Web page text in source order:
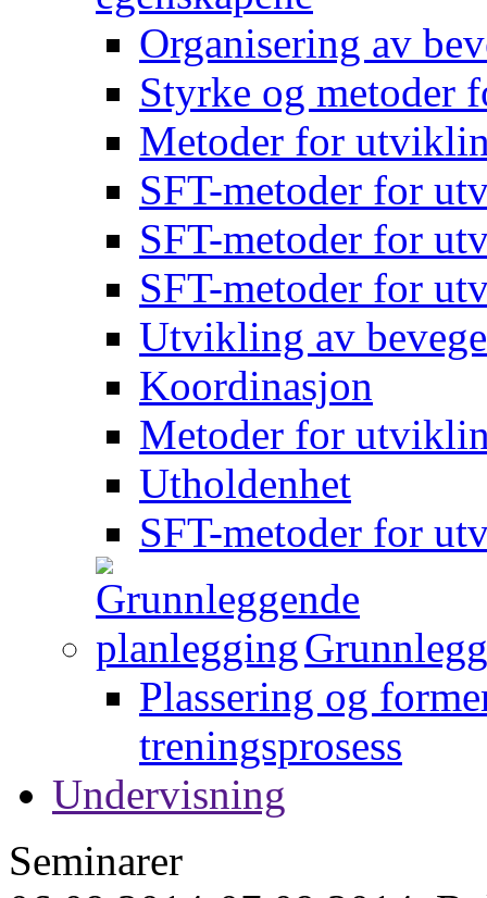
Organisering av
Styrke og metoder
Metoder for
SFT-metoder for
SFT-metoder for
SFT-metoder for
Utvikling av
Koordinasjon
Metoder for
Utholdenhet
SFT-metoder for
Plassering og
treningsprosess
Undervisning
Seminarer